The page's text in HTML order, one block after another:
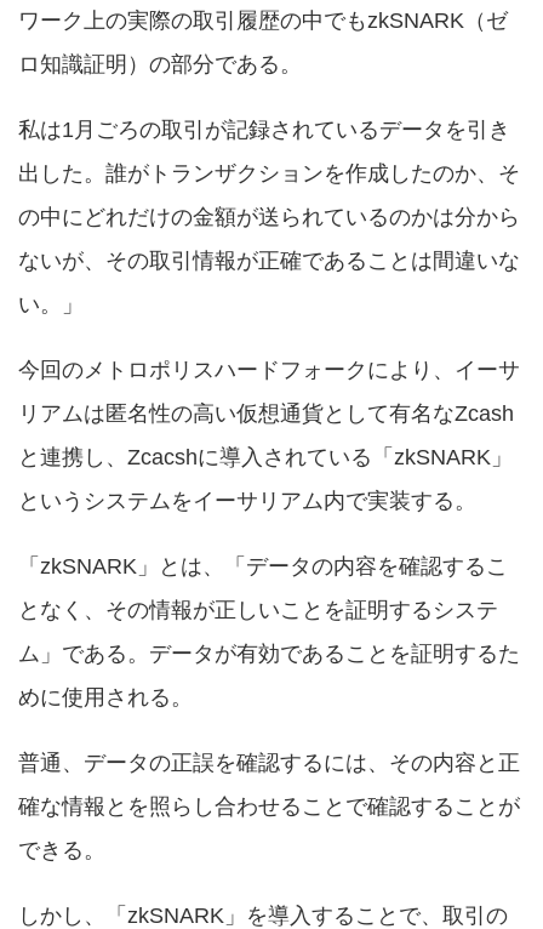
ワーク上の実際の取引履歴の中でもzkSNARK（ゼ
ロ知識証明）の部分である。
私は1月ごろの取引が記録されているデータを引き
出した。誰がトランザクションを作成したのか、そ
の中にどれだけの金額が送られているのかは分から
ないが、その取引情報が正確であることは間違いな
い。」
今回のメトロポリスハードフォークにより、イーサ
リアムは匿名性の高い仮想通貨として有名なZcash
と連携し、Zcacshに導入されている「zkSNARK」
というシステムをイーサリアム内で実装する。
「zkSNARK」とは、「データの内容を確認するこ
となく、その情報が正しいことを証明するシステ
ム」である。データが有効であることを証明するた
めに使用される。
普通、データの正誤を確認するには、その内容と正
確な情報とを照らし合わせることで確認することが
できる。
しかし、「zkSNARK」を導入することで、取引の